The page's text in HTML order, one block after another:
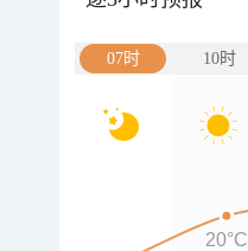
07时 10时
20°C